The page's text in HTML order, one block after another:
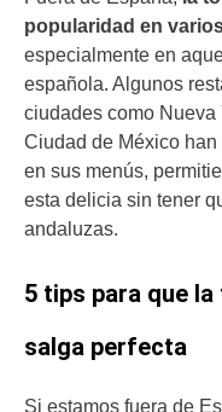
popularidad en
especialmente en
española. Algunos
ciudades como Nueva
Ciudad de México
en sus menús,
esta delicia sin tener
andaluzas.
5 tips para que
salga perfecta
Si estamos fuera de